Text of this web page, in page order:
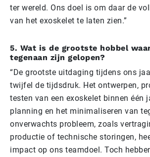
ter wereld. Ons doel is om daar de
van het exoskelet te laten zien.”
5. Wat is de grootste hobbel
tegenaan zijn gelopen?
“De grootste uitdaging tijdens ons
twijfel de tijdsdruk. Het ontwerpen,
testen van een exoskelet binnen één
planning en het minimaliseren van
onverwachts probleem, zoals
productie of technische storingen,
impact op ons teamdoel. Toch